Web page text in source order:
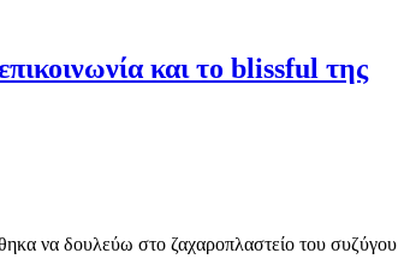
και το blissful της
να δουλεύω στο ζαχαροπλαστείο του συζύγου